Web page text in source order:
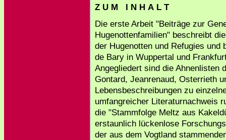
Z U M I N H A L T
Die erste Arbeit "Beiträge zur
Hugenottenfamilien" beschreibt
der Hugenotten und Refugies
de Bary in Wuppertal und
Angegliedert sind die Ahnenlisten
Gontard, Jeanrenaud, Osterrieth
Lebensbeschreibungen zu
umfangreicher Literaturnachweis
die "Stammfolge Meltz aus
erstaunlich lückenlose
der aus dem Vogtland